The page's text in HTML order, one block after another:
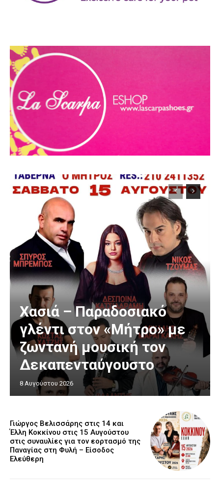
Χασιά – Παραδοσιακό
γλέντι στον «Μήτρο» με
ζωντανή μουσική τον
Δεκαπενταύγουστο
8 Αυγούστου 2026
Γιώργος Βελισσάρης στις 14 και
Έλλη Κοκκίνου στις 15 Αυγούστου
στις συναυλίες για τον εορτασμό της
Παναγίας στη Φυλή – Είσοδος
Ελεύθερη